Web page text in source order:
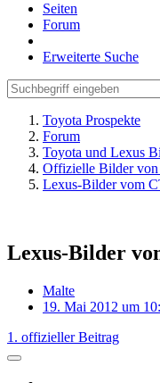
Seiten
Forum
Erweiterte Suche
Toyota Prospekte
Forum
Toyota und Lexus
Offizielle Bilder
Lexus-Bilder vom
Lexus-Bilder
Malte
19. Mai 2012 um
1. offizieller Beitrag